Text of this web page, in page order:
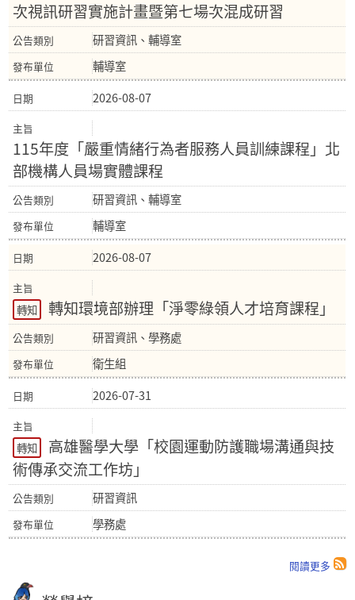
次視訊研習實施計畫暨第七場次混成研習
研習資訊、輔導室
輔導室
2026-08-07
115年度「嚴重情緒行為者服務人員訓練課程」北
部機構人員場實體課程
研習資訊、輔導室
輔導室
2026-08-07
轉知 轉知環境部辦理「淨零綠領人才培育課程」
研習資訊、學務處
衛生組
2026-07-31
轉知
高雄醫學大學「校園運動防護職場溝通與技
術傳承交流工作坊」
研習資訊
學務處
閱讀更多